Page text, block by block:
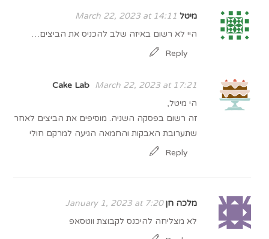
מיטל March 22, 2023 at 14:11
היי לא רשום באיזה שלב להכניס את הביצים…
Reply
Cake Lab
March 22, 2023 at 17:21
הי מיטל,
זה רשום בפסקה השניה. מוסיפים את הביצים לאחר
שתערובת האבקות והחמאה הגיעה למרקם חולי
Reply
מלכה חן January 1, 2023 at 7:20
לא מצליחה להיכנס לקבוצת ווטסאפ